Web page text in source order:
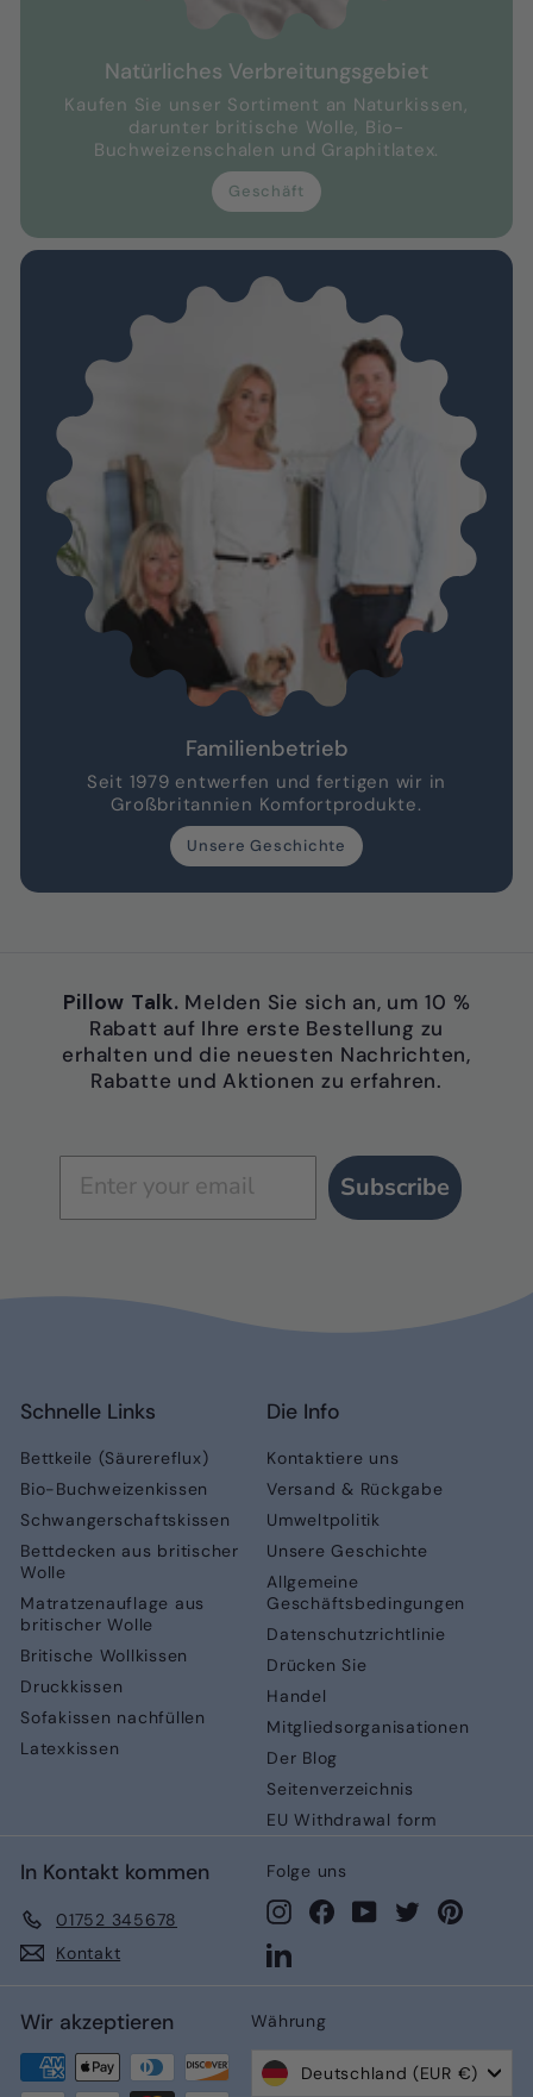
Natürliches Verbreitungsgebiet
Kaufen Sie unser Sortiment an Naturkissen,
darunter britische Wolle, Bio-
Buchweizenschalen und Graphitlatex.
Geschäft
Familienbetrieb
Seit 1979 entwerfen und fertigen wir in
Großbritannien Komfortprodukte.
Unsere Geschichte
Pillow Talk. Melden Sie sich an, um 10 %
Rabatt auf Ihre erste Bestellung zu
erhalten und die neuesten Nachrichten,
Rabatte und Aktionen zu erfahren.
Subscribe
Schnelle Links
Bettkeile (Säurereflux)
Bio-Buchweizenkissen
Schwangerschaftskissen
Bettdecken aus britischer
Wolle
Matratzenauflage aus
britischer Wolle
Britische Wollkissen
Druckkissen
Sofakissen nachfüllen
Latexkissen
Die Info
Kontaktiere uns
Versand & Rückgabe
Umweltpolitik
Unsere Geschichte
Allgemeine
Geschäftsbedingungen
Datenschutzrichtlinie
Drücken Sie
Handel
Mitgliedsorganisationen
Der Blog
Seitenverzeichnis
EU Withdrawal form
In Kontakt kommen
01752 345678
Kontakt
Folge uns
InstagramFacebookYouTubeTwitter
LinkedIn
Wir akzeptieren Währung
Deutschland (EUR €)